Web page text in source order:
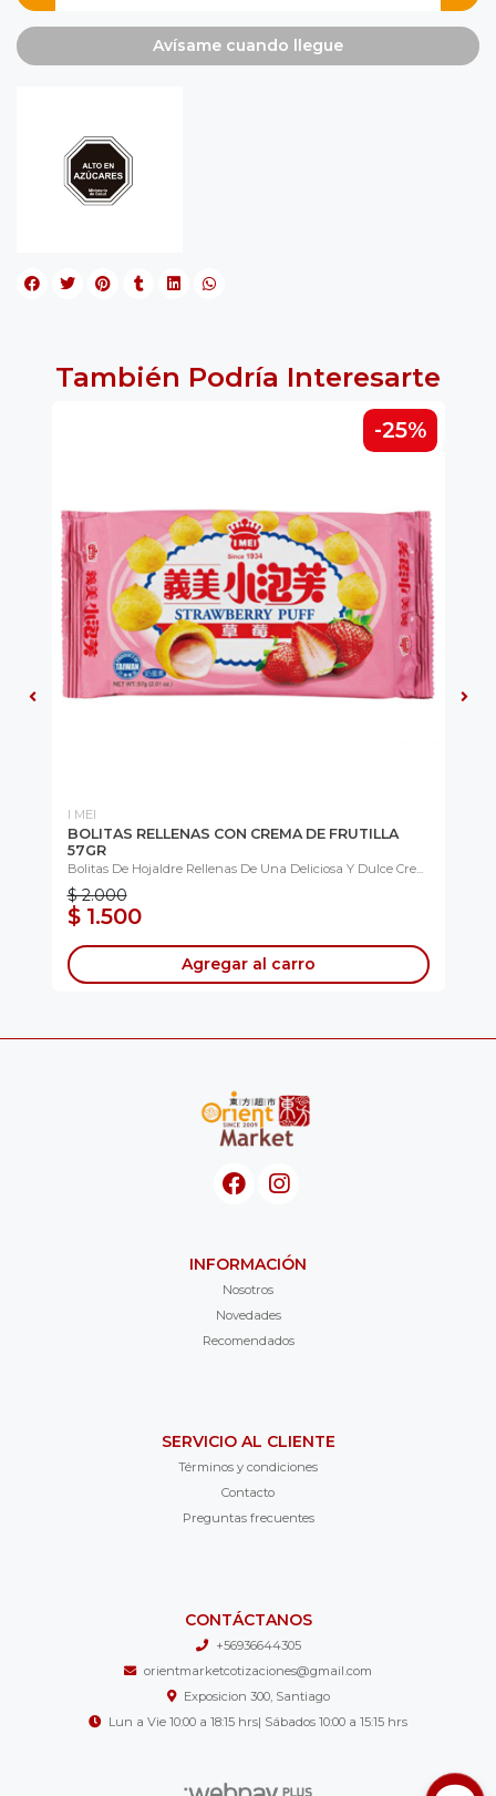
Avísame cuando llegue
También Podría Interesarte
-25%
I MEI
BOLITAS RELLENAS CON CREMA DE FRUTILLA
57GR
Bolitas De Hojaldre Rellenas De Una Deliciosa Y Dulce Cre...
$ 2.000
$ 1.500
Agregar al carro
INFORMACIÓN
Nosotros
Novedades
Recomendados
SERVICIO AL CLIENTE
Términos y condiciones
Contacto
Preguntas frecuentes
CONTÁCTANOS
+56936644305
orientmarketcotizaciones@gmail.com
Exposicion 300, Santiago
Lun a Vie 10:00 a 18:15 hrs| Sábados 10:00 a 15:15 hrs